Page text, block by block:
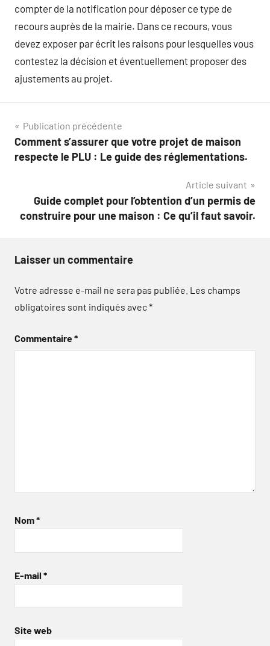
compter de la notification pour déposer ce type de
recours auprès de la mairie. Dans ce recours, vous
devez exposer par écrit les raisons pour lesquelles vous
contestez la décision et éventuellement proposer des
ajustements au projet.
Navigation
de
Publication précédente
Comment s’assurer que votre projet de maison
respecte le PLU : Le guide des réglementations.
Article suivant
Guide complet pour l’obtention d’un permis de
construire pour une maison : Ce qu’il faut savoir.
Laisser un commentaire
Votre adresse e-mail ne sera pas publiée. Les champs
obligatoires sont indiqués avec*
Commentaire*
Nom*
E-mail *
Site web